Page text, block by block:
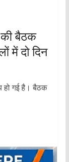
की बैठक
में दो दिन
हो गई है। बैठक